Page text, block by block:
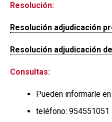
Resolución:
Resolución adjudicación
Resolución adjudicación
Consultas:
Pueden informarle en
teléfono: 954551051